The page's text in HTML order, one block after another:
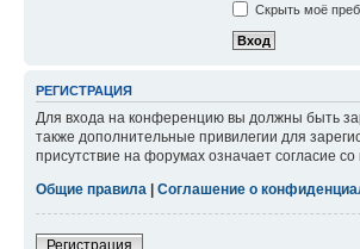
Скрыть моё
РЕГИСТРАЦИЯ
Для входа на конференцию вы должны быть
также дополнительные привилегии для
присутствие на форумах означает согласие со
Общие правила
Соглашение о
Регистрация